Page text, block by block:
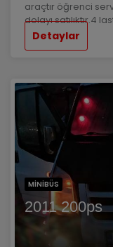
araçtır öğrenci
dolayı satılıktır.4
daha yağ ve sıvı
motor kusursuz
şimdiden hayırlı
Detaylar
MINIBÜS
2011 200ps